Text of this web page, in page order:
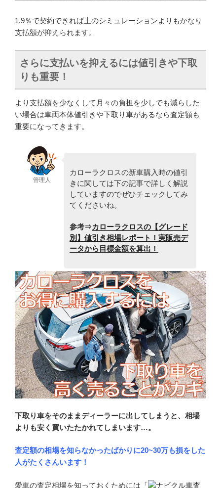
1.9％で契約できれば上のシミュレーションよりもかなり
支払額が抑えられます。
さらに支払いを抑えるには値引きや下取
りも重要！
より支払額を少なくして月々の負担を少しでも減らした
い場合は車両本体値引きや下取り車があるなら査定額も
重要になってきます。
管理人
カローラクロスの新車購入時の値引
きに関しては下の記事で詳しく解説
していますのでぜひチェックしてみ
てくださいね。
参考⇒カローラクロスの【グレード
別】値引き相場レポート！実販売デ
ータから目標金額を算出！
下取り車をそのままディーラーに出してしまうと、相場
よりも安く買いたたかれてしまいます…。
査定額の相場を知らなかったばかりに20~30万も損をした
人がたくさんいます！
愛車の査定相場を知っておくためには「 ナビクル車査